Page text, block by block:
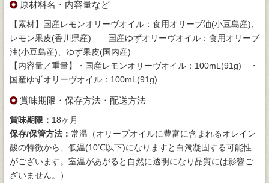
原材料名・内容量など
【素材】国産レモンオリーヴオイル：食用オリーブ油(小豆島産)、
レモン果皮(香川県産) 国産ゆずオリーヴオイル：食用オリーブ
油(小豆島産)、ゆず果皮(国内産)
【内容量／重量】・国産レモンオリーヴオイル：100mL(91g) ・
国産ゆずオリーヴオイル：100mL(91g)
賞味期限・保存方法・配送方法
賞味期限： 18ヶ月
保存/保管方法： 常温（オリーブオイルに豊富に含まれるオレイン
酸の特徴から、低温(10℃以下)になりますと白濁凝固する可能性
がございます。室温があがると自然に透明になり品質には影響ご
ざいません。）